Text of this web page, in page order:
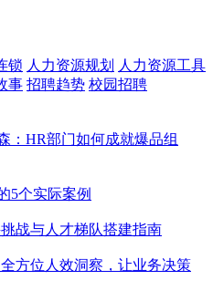
锁 人力资源规划
人力资源工具
事 招聘趋势 校园招聘
：HR部门如何成就爆品组
5个实际案例
战与人才梯队搭建指南
方位人效洞察，让业务决策